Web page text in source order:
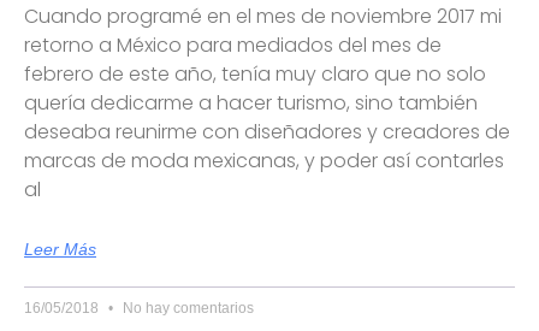
Cuando programé en el mes de noviembre 2017 mi
retorno a México para mediados del mes de
febrero de este año, tenía muy claro que no solo
quería dedicarme a hacer turismo, sino también
deseaba reunirme con diseñadores y creadores de
marcas de moda mexicanas, y poder así contarles
al
Leer Más
16/05/2018 No hay comentarios